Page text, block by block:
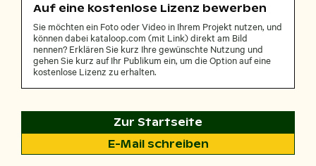
Auf eine kostenlose Lizenz bewerben
Sie möchten ein Foto oder Video in Ihrem Projekt nutzen, und
können dabei kataloop.com (mit Link) direkt am Bild
nennen? Erklären Sie kurz Ihre gewünschte Nutzung und
gehen Sie kurz auf Ihr Publikum ein, um die Option auf eine
kostenlose Lizenz zu erhalten.
Zur Startseite
E-Mail schreiben